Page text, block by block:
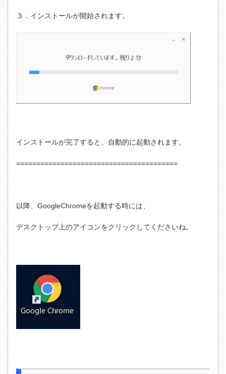
３．インストールが開始されます。
インストールが完了すると、自動的に起動されます。
========================================
以降、GoogleChromeを起動する時には、
デスクトップ上のアイコンをクリックしてくださいね。